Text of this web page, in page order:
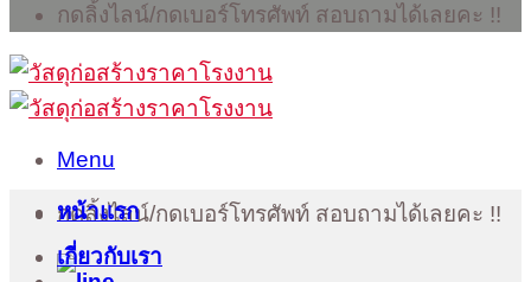
กดลิ้งไลน์/กดเบอร์โทรศัพท์ สอบถามได้เลยคะ !!
Menu
กดลิ้งไลน์/กดเบอร์โทรศัพท์ สอบถามได้เลยคะ !!
หน้าแรก
เกี่ยวกับเรา